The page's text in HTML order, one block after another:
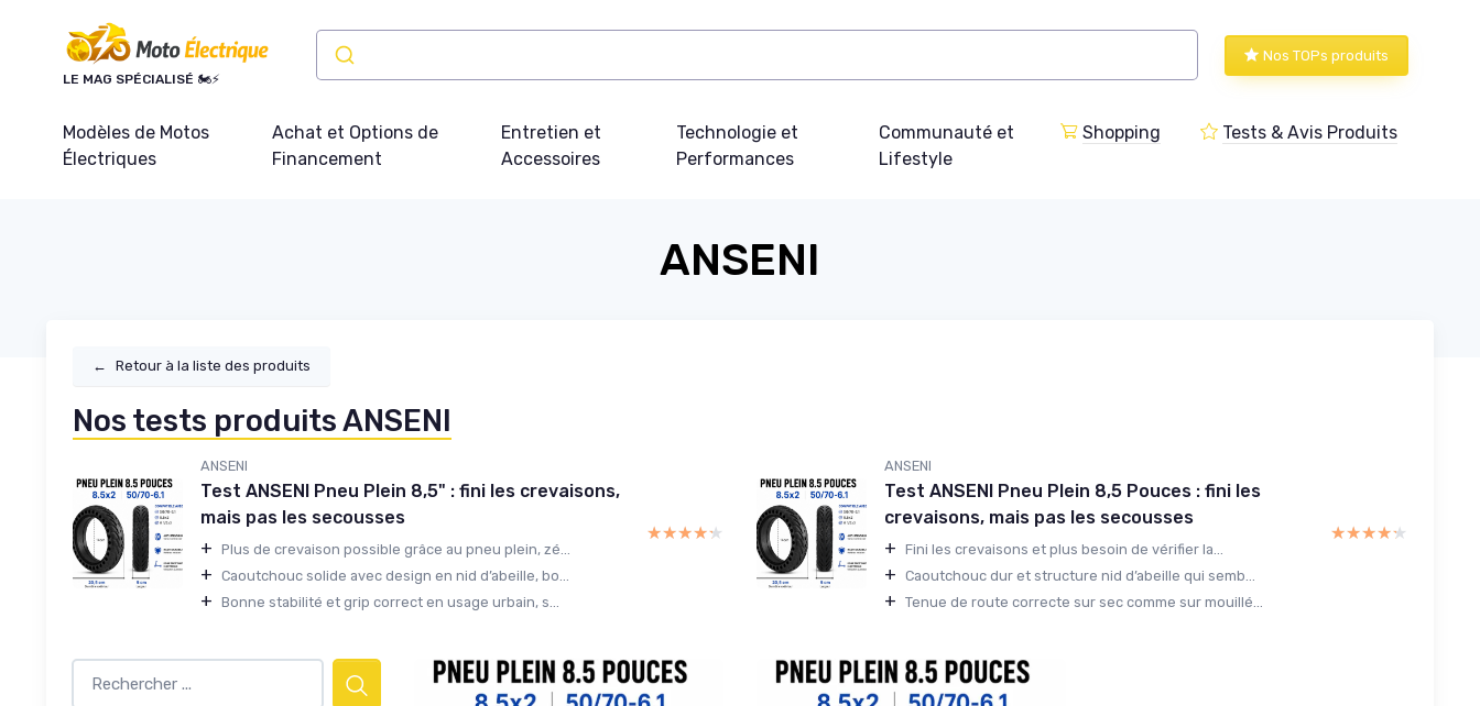
LE MAG SPÉCIALISÉ 🏍️⚡
Nos TOPs produits
Modèles de Motos
Électriques
Achat et Options de
Financement
Entretien et
Accessoires
Technologie et
Performances
Communauté et
Lifestyle
Shopping Tests & Avis Produits
ANSENI
← Retour à la liste des produits
Nos tests produits ANSENI
ANSENI
Test ANSENI Pneu Plein 8,5" : fini les crevaisons,
mais pas les secousses
+ Plus de crevaison possible grâce au pneu plein, zé...
+ Caoutchouc solide avec design en nid d’abeille, bo...
+ Bonne stabilité et grip correct en usage urbain, s...
★★★★★
★★★★★
ANSENI
Test ANSENI Pneu Plein 8,5 Pouces : fini les
crevaisons, mais pas les secousses
+ Fini les crevaisons et plus besoin de vérifier la...
+ Caoutchouc dur et structure nid d’abeille qui semb...
+ Tenue de route correcte sur sec comme sur mouillé...
★★★★★
★★★★★